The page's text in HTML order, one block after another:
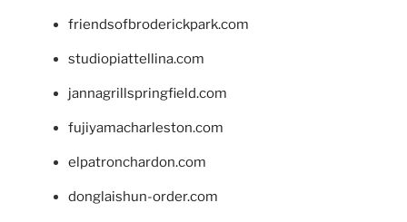
friendsofbroderickpark.com
studiopiattellina.com
jannagrillspringfield.com
fujiyamacharleston.com
elpatronchardon.com
donglaishun-order.com